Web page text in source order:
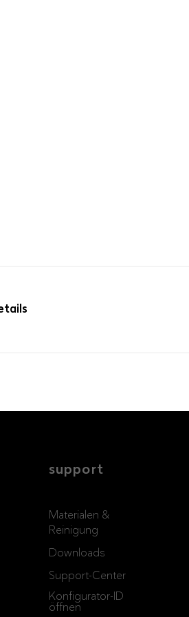
support
Materialen &
Reinigung
Downloads
Support-Center
Konfigurator-ID
öffnen